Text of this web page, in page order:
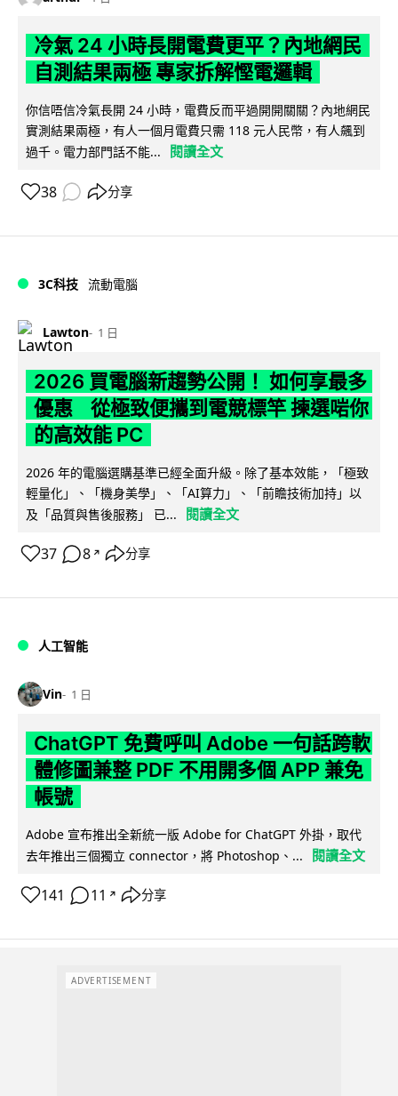
冷氣 24 小時長開電費更平？內地網民
自測結果兩極 專家拆解慳電邏輯
你信唔信冷氣長開 24 小時，電費反而平過開開關關？內地網民
實測結果兩極，有人一個月電費只需 118 元人民幣，有人飆到
過千。電力部門話不能...
閱讀全文
38 分享
3C科技 流動電腦
Lawton 1 日
2026 買電腦新趨勢公開！ 如何享最多
優惠 從極致便攜到電競標竿 揀選啱你
的高效能 PC
2026 年的電腦選購基準已經全面升級。除了基本效能，「極致
輕量化」、「機身美學」、「AI算力」、「前瞻技術加持」以
及「品質與售後服務」 已...
閱讀全文
37 8 ↗ 分享
人工智能
Vin 1 日
ChatGPT 免費呼叫 Adobe 一句話跨軟
體修圖兼整 PDF 不用開多個 APP 兼免
帳號
Adobe 宣布推出全新統一版 Adobe for ChatGPT 外掛，取代
去年推出三個獨立 connector，將 Photoshop、...
閱讀全文
141 11 ↗ 分享
ADVERTISEMENT